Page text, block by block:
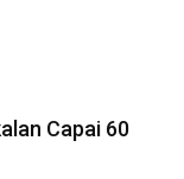
Capai 60